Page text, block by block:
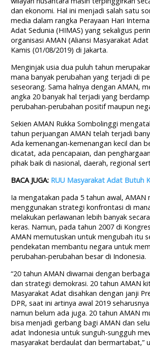
dan ekonomi. Hal ini menjadi salah satu
media dalam rangka Perayaan Hari
Adat Sedunia (HIMAS) yang sekaligus
organisasi AMAN (Aliansi Masyarakat
Kamis (01/08/2019) di Jakarta.
Menginjak usia dua puluh tahun
mana banyak perubahan yang terjadi di
seseorang. Sama halnya dengan AMAN,
angka 20 banyak hal terjadi yang
perubahan-perubahan positif maupun
Sekien AMAN Rukka Sombolinggi
tahun perjuangan AMAN telah terjadi
Ada kemenangan-kemenangan kecil dan
dicatat, ada pencapaian, dan
pihak baik di nasional, daerah, regional
BACA JUGA: RUU Masyarakat Adat Butuh
Ia mengatakan pada 5 tahun awal, AMAN
menggunakan strategi konfrontasi di
melakukan perlawanan lebih banyak
keras. Namun, pada tahun 2007 di
AMAN memutuskan untuk mengubah itu
pendekatan membantu negara untuk
perubahan-perubahan besar di Indonesia.
“20 tahun AMAN diwarnai dengan
dan strategi demokrasi. 20 tahun AMAN
Masyarakat Adat disahkan dengan janji
DPR, saat ini artinya awal 2019
namun belum ada juga. 20 tahun AMAN
bisa menjadi gerbang bagi AMAN dan
adat Indonesia untuk sunguh-sungguh
masyarakat berdaulat dan bermartabat,”